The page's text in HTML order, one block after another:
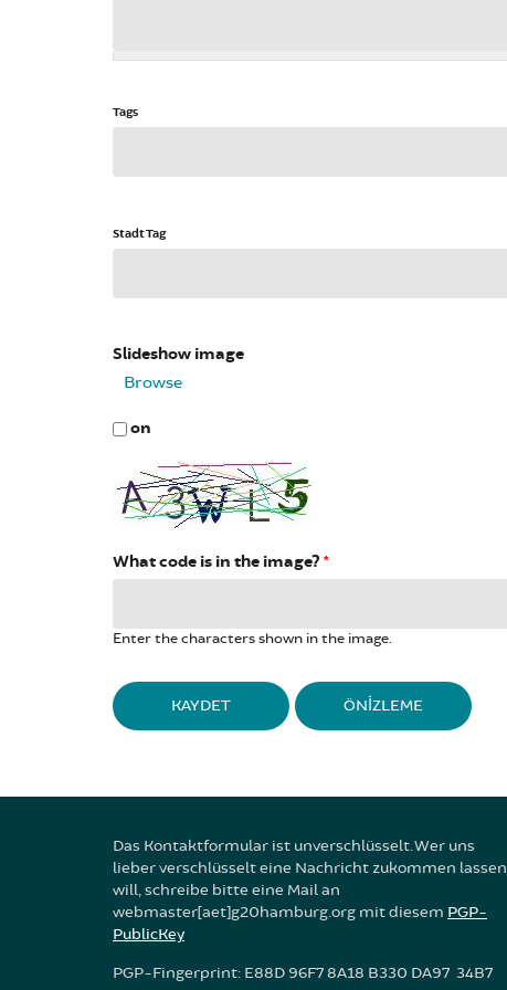
Tags
Stadt Tag
Slideshow image
Browse
on
What code is in the image? *
Enter the characters shown in the image.
DIKEY SEKMELER
Das Kontaktformular ist unverschlüsselt. Wer uns
lieber verschlüsselt eine Nachricht zukommen lassen
will, schreibe bitte eine Mail an
webmaster[aet]g20hamburg.org mit diesem PGP-
PublicKey
PGP-Fingerprint: E88D 96F7 8A18 B330 DA97 34B7